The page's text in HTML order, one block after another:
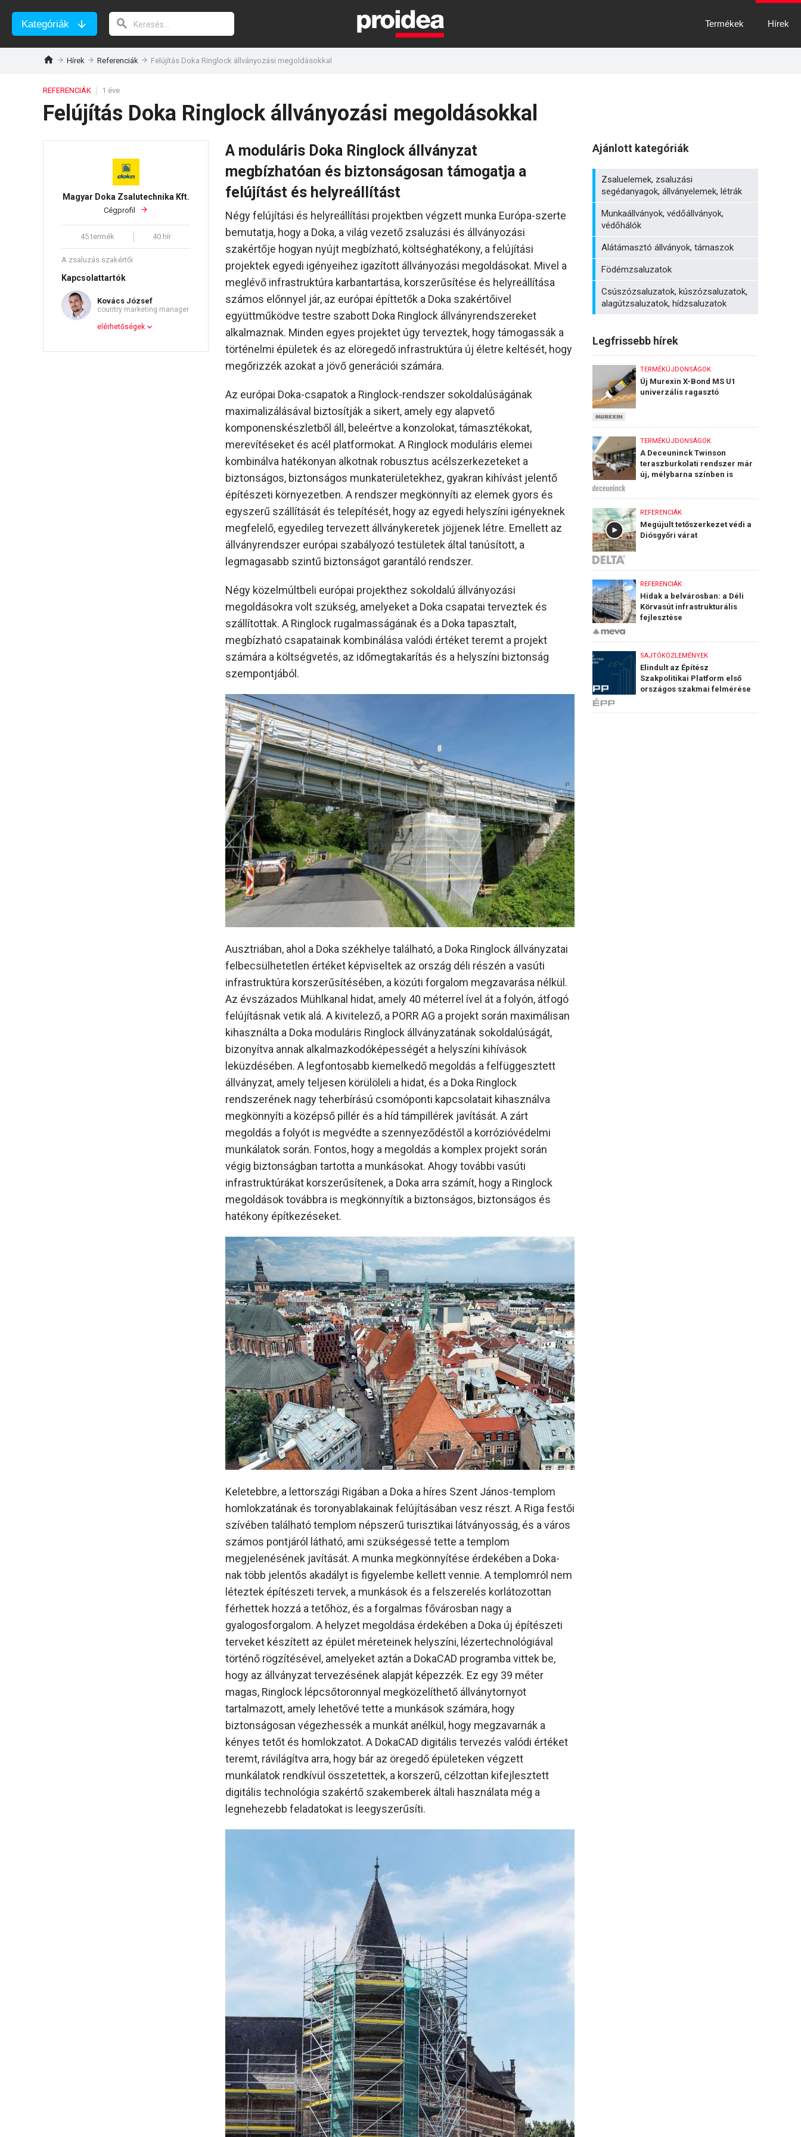
Kategóriák Termékek Hírek
Hírek Referenciák Felújítás Doka Ringlock állványozási megoldásokkal
REFERENCIÁK 1 éve
Felújítás Doka Ringlock állványozási megoldásokkal
Magyar Doka Zsalutechnika Kft.
Cégprofil
45 termék 40 hír
A zsaluzás szakértői
Kapcsolattartók
Kovács József
country marketing manager
elérhetőségek
A moduláris Doka Ringlock állványzat
megbízhatóan és biztonságosan támogatja a
felújítást és helyreállítást
Négy felújítási és helyreállítási projektben végzett munka Európa-szerte
bemutatja, hogy a Doka, a világ vezető zsaluzási és állványozási
szakértője hogyan nyújt megbízható, költséghatékony, a felújítási
projektek egyedi igényeihez igazított állványozási megoldásokat. Mivel a
meglévő infrastruktúra karbantartása, korszerűsítése és helyreállítása
számos előnnyel jár, az európai építtetők a Doka szakértőivel
együttműködve testre szabott Doka Ringlock állványrendszereket
alkalmaznak. Minden egyes projektet úgy terveztek, hogy támogassák a
történelmi épületek és az elöregedő infrastruktúra új életre keltését, hogy
megőrizzék azokat a jövő generációi számára.
Az európai Doka-csapatok a Ringlock-rendszer sokoldalúságának
maximalizálásával biztosítják a sikert, amely egy alapvető
komponenskészletből áll, beleértve a konzolokat, támasztékokat,
merevítéseket és acél platformokat. A Ringlock moduláris elemei
kombinálva hatékonyan alkotnak robusztus acélszerkezeteket a
biztonságos, biztonságos munkaterületekhez, gyakran kihívást jelentő
építészeti környezetben. A rendszer megkönnyíti az elemek gyors és
egyszerű szállítását és telepítését, hogy az egyedi helyszíni igényeknek
megfelelő, egyedileg tervezett állványkeretek jöjjenek létre. Emellett az
állványrendszer európai szabályozó testületek által tanúsított, a
legmagasabb szintű biztonságot garantáló rendszer.
Négy közelmúltbeli európai projekthez sokoldalú állványozási
megoldásokra volt szükség, amelyeket a Doka csapatai terveztek és
szállítottak. A Ringlock rugalmasságának és a Doka tapasztalt,
megbízható csapatainak kombinálása valódi értéket teremt a projekt
számára a költségvetés, az időmegtakarítás és a helyszíni biztonság
szempontjából.
Ausztriában, ahol a Doka székhelye található, a Doka Ringlock állványzatai
felbecsülhetetlen értéket képviseltek az ország déli részén a vasúti
infrastruktúra korszerűsítésében, a közúti forgalom megzavarása nélkül.
Az évszázados Mühlkanal hidat, amely 40 méterrel ível át a folyón, átfogó
felújításnak vetik alá. A kivitelező, a PORR AG a projekt során maximálisan
kihasználta a Doka moduláris Ringlock állványzatának sokoldalúságát,
bizonyítva annak alkalmazkodóképességét a helyszíni kihívások
leküzdésében. A legfontosabb kiemelkedő megoldás a felfüggesztett
állványzat, amely teljesen körülöleli a hidat, és a Doka Ringlock
rendszerének nagy teherbírású csomóponti kapcsolatait kihasználva
megkönnyíti a középső pillér és a híd támpillérek javítását. A zárt
megoldás a folyót is megvédte a szennyeződéstől a korrózióvédelmi
munkálatok során. Fontos, hogy a megoldás a komplex projekt során
végig biztonságban tartotta a munkásokat. Ahogy további vasúti
infrastruktúrákat korszerűsítenek, a Doka arra számít, hogy a Ringlock
megoldások továbbra is megkönnyítik a biztonságos, biztonságos és
hatékony építkezéseket.
Keletebbre, a lettországi Rigában a Doka a híres Szent János-templom
homlokzatának és toronyablakainak felújításában vesz részt. A Riga festői
szívében található templom népszerű turisztikai látványosság, és a város
számos pontjáról látható, ami szükségessé tette a templom
megjelenésének javítását. A munka megkönnyítése érdekében a Doka-
nak több jelentős akadályt is figyelembe kellett vennie. A templomról nem
léteztek építészeti tervek, a munkások és a felszerelés korlátozottan
férhettek hozzá a tetőhöz, és a forgalmas fővárosban nagy a
gyalogosforgalom. A helyzet megoldása érdekében a Doka új építészeti
terveket készített az épület méreteinek helyszíni, lézertechnológiával
történő rögzítésével, amelyeket aztán a DokaCAD programba vittek be,
hogy az állványzat tervezésének alapját képezzék. Ez egy 39 méter
magas, Ringlock lépcsőtoronnyal megközelíthető állványtornyot
tartalmazott, amely lehetővé tette a munkások számára, hogy
biztonságosan végezhessék a munkát anélkül, hogy megzavarnák a
kényes tetőt és homlokzatot. A DokaCAD digitális tervezés valódi értéket
teremt, rávilágítva arra, hogy bár az öregedő épületeken végzett
munkálatok rendkívül összetettek, a korszerű, célzottan kifejlesztett
digitális technológia szakértő szakemberek általi használata még a
legnehezebb feladatokat is leegyszerűsíti.
Ajánlott kategóriák
Zsaluelemek, zsaluzási
segédanyagok, állványelemek, létrák
Munkaállványok, védőállványok,
védőhálók
Alátámasztó állványok, támaszok
Födémzsaluzatok
Csúszózsaluzatok, kúszózsaluzatok,
alagútzsaluzatok, hídzsaluzatok
Legfrissebb hírek
TERMÉKÚJDONSÁGOK
Új Murexin X-Bond MS U1
univerzális ragasztó
TERMÉKÚJDONSÁGOK
A Deceuninck Twinson
teraszburkolati rendszer már
új, mélybarna színben is
REFERENCIÁK
Megújult tetőszerkezet védi a
Diósgyőri várat
REFERENCIÁK
Hidak a belvárosban: a Déli
Körvasút infrastrukturális
fejlesztése
SAJTÓKÖZLEMÉNYEK
Elindult az Építész
Szakpolitikai Platform első
országos szakmai felmérése